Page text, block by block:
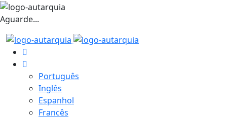
Aguarde...
Português
Inglês
Espanhol
Francês